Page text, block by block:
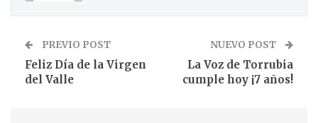
PREVIO POST
Feliz Día de la Virgen
del Valle
NUEVO POST
La Voz de Torrubia
cumple hoy ¡7 años!